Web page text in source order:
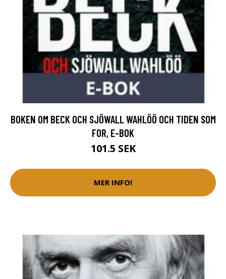
BOKEN OM BECK OCH SJÖWALL WAHLÖÖ OCH TIDEN SOM
FOR, E-BOK
101.5 SEK
MER INFO!